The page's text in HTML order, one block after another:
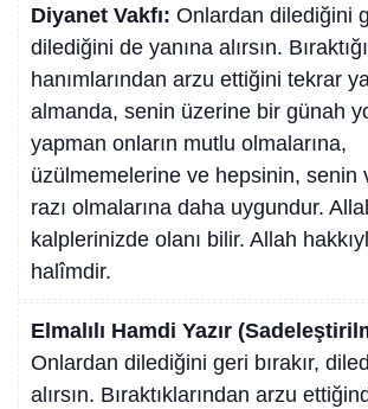
Diyanet Vakfı: Onlardan dilediğini
dilediğini de yanına alırsın.
hanımlarından arzu ettiğini tekrar
almanda, senin üzerine bir günah
yapman onların mutlu olmalarına,
üzülmemelerine ve hepsinin, senin
razı olmalarına daha uygundur.
kalplerinizde olanı bilir. Allah
halîmdir.
Elmalılı Hamdi Yazır
Onlardan dilediğini geri bırakır,
alırsın. Bıraktıklarından arzu